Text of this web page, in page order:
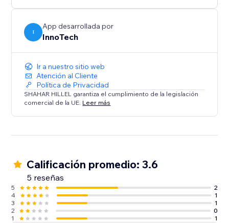
I
App desarrollada por
InnoTech
Ir a nuestro sitio web
Atención al Cliente
Política de Privacidad
SHAHAR HILLEL garantiza el cumplimiento de la legislación
comercial de la UE. Leer más
Calificación promedio: 3.6
5 reseñas
5
2
4
1
3
1
2
0
1
1